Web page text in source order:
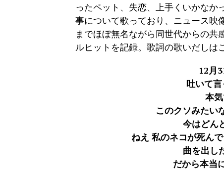
ったペット、失恋、上手くいかなか
事について歌っており、ニュース
までほぼ無名ながら同世代からの共
ルヒットを記録。歌詞の歌いだしは
12月
吐いて言
本
このクソみたい
今はどん
ねえ 私のネコが死ん
曲を出し
だから本当